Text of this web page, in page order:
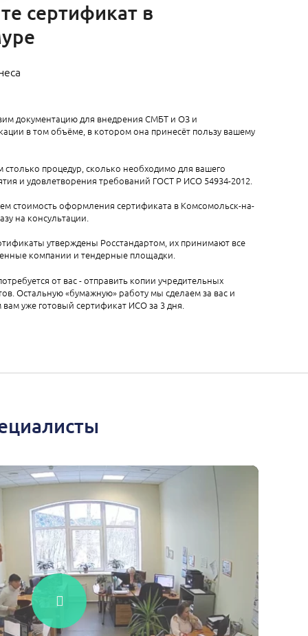
сертификат в
документацию для внедрения СМБТ и ОЗ и
в том объёме, в котором она принесёт пользу вашему
столько процедур, сколько необходимо для вашего
и удовлетворения требований ГОСТ Р ИСО 54934-2012.
стоимость оформления сертификата в Комсомольск-на-
на консультации.
утверждены Росстандартом, их принимают все
компании и тендерные площадки.
от вас - отправить копии учредительных
Остальную «бумажную» работу мы сделаем за вас и
уже готовый сертификат ИСО за 3 дня.